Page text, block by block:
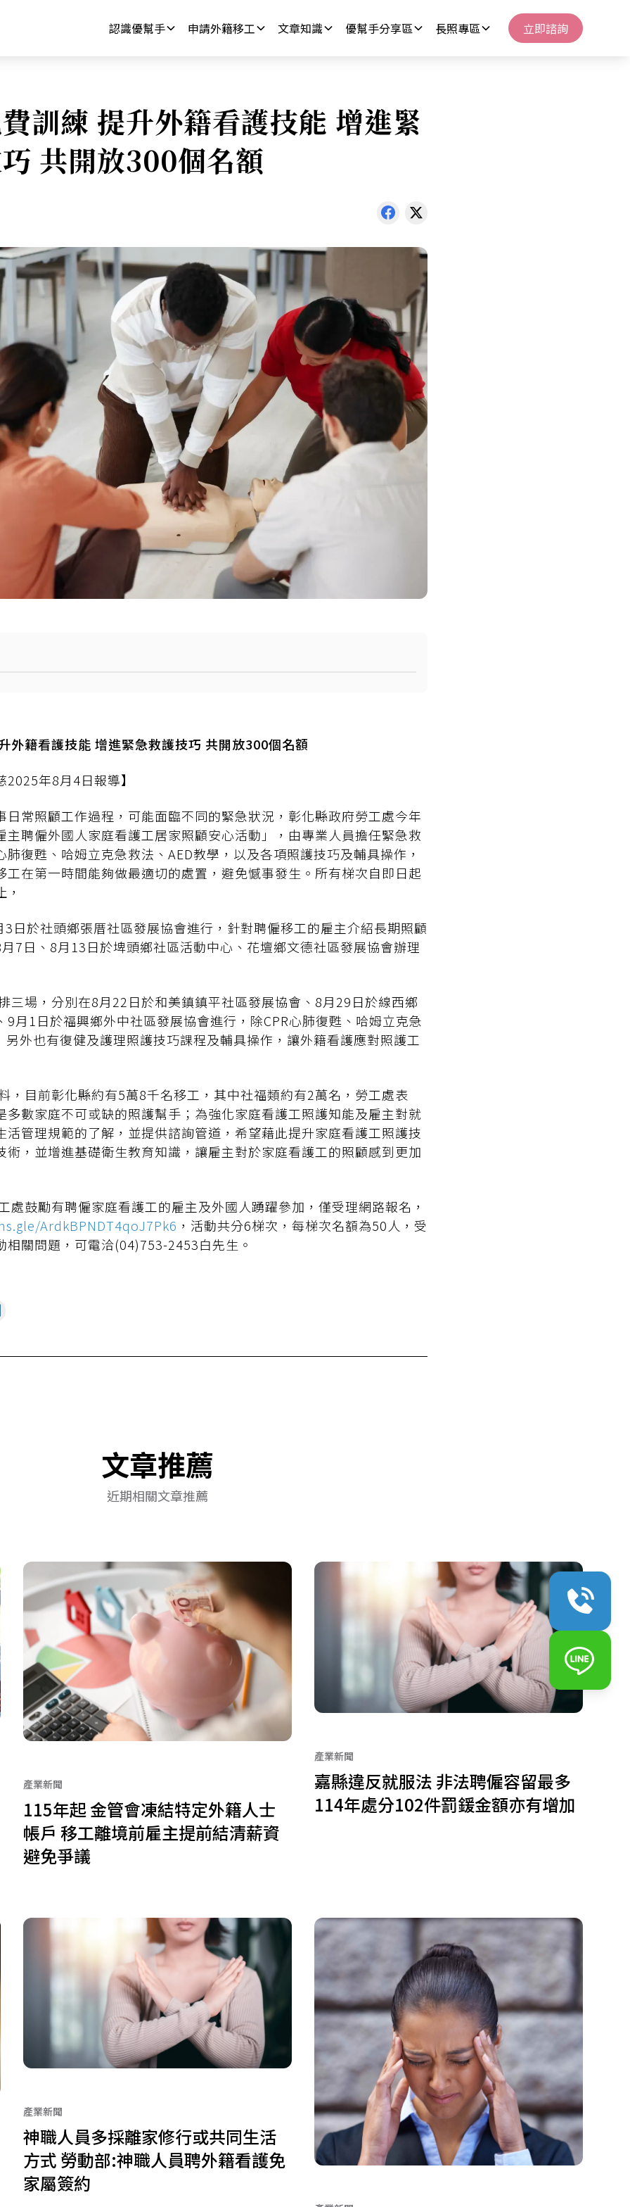
認識優幫手 申請外籍移工 文章知識 優幫手分享區 長照專區 立即諮詢
訓練 提升外籍看護技能 增進緊
共開放300個名額
外籍看護技能 增進緊急救護技巧 共開放300個名額
年8月4日報導】
日常照顧工作過程，可能面臨不同的緊急狀況，彰化縣政府勞工處今年
主聘僱外國人家庭看護工居家照顧安心活動」，由專業人員擔任緊急救
復甦、哈姆立克急救法、AED教學，以及各項照護技巧及輔具操作，
工在第一時間能夠做最適切的處置，避免憾事發生。所有梯次自即日起
日於社頭鄉張厝社區發展協會進行，針對聘僱移工的雇主介紹長期照顧
7日、8月13日於埤頭鄉社區活動中心、花壇鄉文德社區發展協會辦理
三場，分別在8月22日於和美鎮鎮平社區發展協會、8月29日於線西鄉
9月1日於福興鄉外中社區發展協會進行，除CPR心肺復甦、哈姆立克急
另外也有復健及護理照護技巧課程及輔具操作，讓外籍看護應對照護工
，目前彰化縣約有5萬8千名移工，其中社福類約有2萬名，勞工處表
多數家庭不可或缺的照護幫手；為強化家庭看護工照護知能及雇主對就
活管理規範的了解，並提供諮詢管道，希望藉此提升家庭看護工照護技
術，並增進基礎衛生教育知識，讓雇主對於家庭看護工的照顧感到更加
處鼓勵有聘僱家庭看護工的雇主及外國人踴躍參加，僅受理網路報名，
ArdkBPNDT4qoJ7Pk6 ，活動共分6梯次，每梯次名額為50人，受
相關問題，可電洽(04)753-2453白先生。
文章推薦
近期相關文章推薦
產業新聞
115年起 金管會凍結特定外籍人士
帳戶 移工離境前雇主提前結清薪資
避免爭議
產業新聞
嘉縣違反就服法 非法聘僱容留最多
114年處分102件罰鍰金額亦有增加
產業新聞
神職人員多採離家修行或共同生活
方式 勞動部:神職人員聘外籍看護免
家屬簽約